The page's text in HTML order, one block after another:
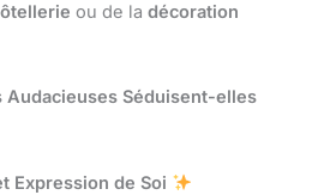
ou de la décoration
Audacieuses Séduisent-elles
Expression de Soi